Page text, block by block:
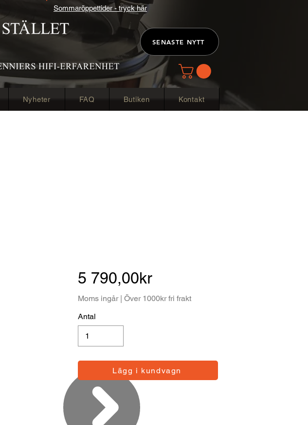
Sommaröppettider - tryck här
Nyheter FAQ Butiken Kontakt
SENASTE NYTT
5 790,00kr
Moms ingår | Över 1000kr fri frakt
Antal
Lägg i kundvagn